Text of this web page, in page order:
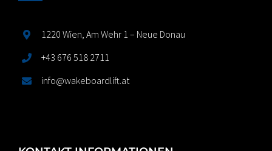
1220 Wien, Am Wehr 1 – Neue Donau
+43 676 518 2711
info@wakeboardlift.at